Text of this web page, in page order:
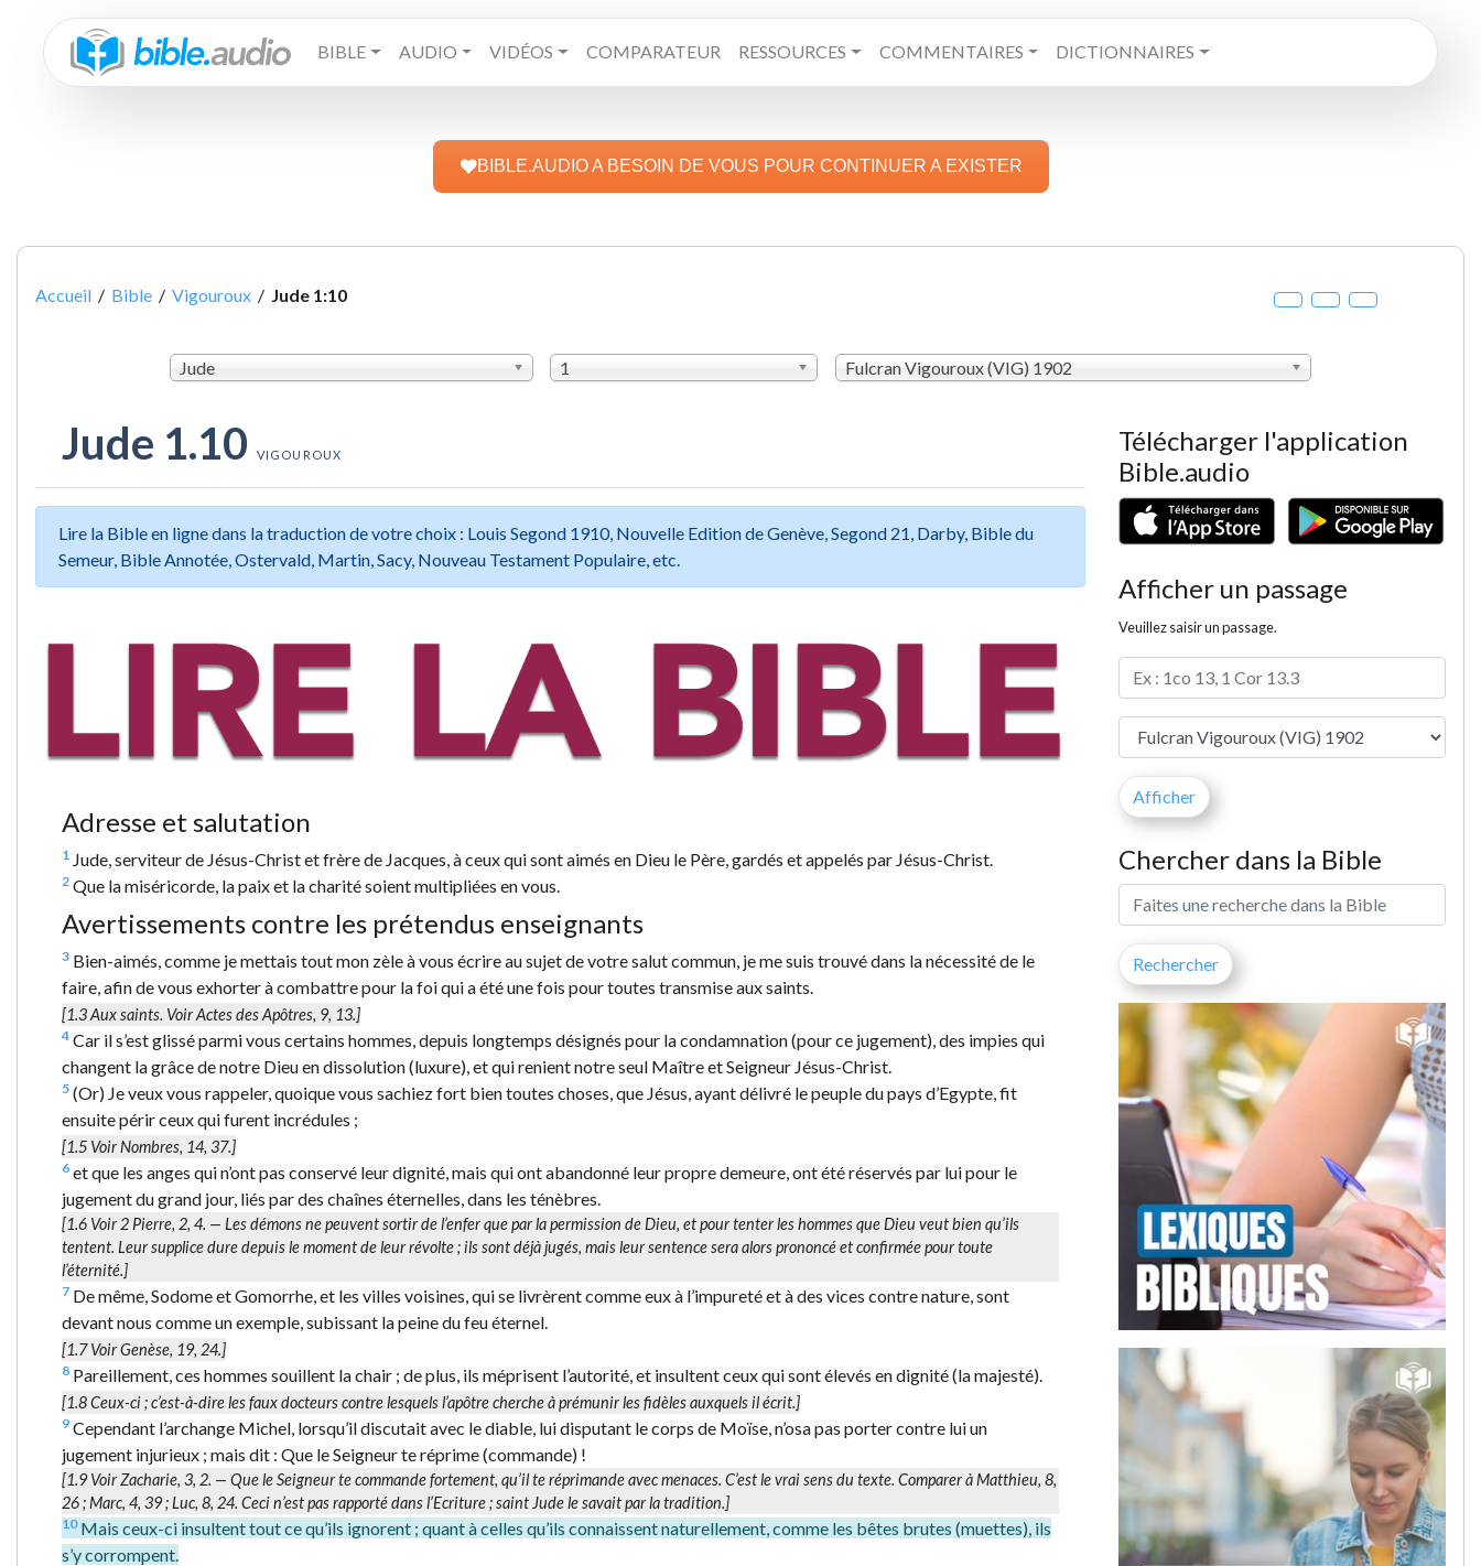
BIBLE AUDIO VIDÉOS COMPARATEUR RESSOURCES COMMENTAIRES DICTIONNAIRES
BIBLE.AUDIO A BESOIN DE VOUS POUR CONTINUER A EXISTER
Accueil / Bible / Vigouroux / Jude 1:10
Jude 1 Fulcran Vigouroux (VIG) 1902
Jude 1.10 VIGOUROUX
Lire la Bible en ligne dans la traduction de votre choix : Louis Segond 1910, Nouvelle Edition de Genève, Segond 21, Darby, Bible du
Semeur, Bible Annotée, Ostervald, Martin, Sacy, Nouveau Testament Populaire, etc.
Adresse et salutation
1 Jude, serviteur de Jésus-Christ et frère de Jacques, à ceux qui sont aimés en Dieu le Père, gardés et appelés par Jésus-Christ.
2 Que la miséricorde, la paix et la charité soient multipliées en vous.
Avertissements contre les prétendus enseignants
3 Bien-aimés, comme je mettais tout mon zèle à vous écrire au sujet de votre salut commun, je me suis trouvé dans la nécessité de le
faire, afin de vous exhorter à combattre pour la foi qui a été une fois pour toutes transmise aux saints.
[1.3Aux saints. Voir Actes des Apôtres, 9, 13.]
4 Car il s’est glissé parmi vous certains hommes, depuis longtemps désignés pour la condamnation (pour ce jugement), des impies qui
changent la grâce de notre Dieu en dissolution (luxure), et qui renient notre seul Maître et Seigneur Jésus-Christ.
5 (Or) Je veux vous rappeler, quoique vous sachiez fort bien toutes choses, que Jésus, ayant délivré le peuple du pays d’Egypte, fit
ensuite périr ceux qui furent incrédules ;
[1.5 Voir Nombres, 14, 37.]
6 et que les anges qui n’ont pas conservé leur dignité, mais qui ont abandonné leur propre demeure, ont été réservés par lui pour le
jugement du grand jour, liés par des chaînes éternelles, dans les ténèbres.
[1.6 Voir 2 Pierre, 2, 4. — Les démons ne peuvent sortir de l’enfer que par la permission de Dieu, et pour tenter les hommes que Dieu veut bien qu’ils
tentent. Leur supplice dure depuis le moment de leur révolte ; ils sont déjà jugés, mais leur sentence sera alors prononcé et confirmée pour toute
l’éternité.]
7 De même, Sodome et Gomorrhe, et les villes voisines, qui se livrèrent comme eux à l’impureté et à des vices contre nature, sont
devant nous comme un exemple, subissant la peine du feu éternel.
[1.7 Voir Genèse, 19, 24.]
8 Pareillement, ces hommes souillent la chair ; de plus, ils méprisent l’autorité, et insultent ceux qui sont élevés en dignité (la majesté).
[1.8Ceux-ci; c’est-à-dire les faux docteurs contre lesquels l’apôtre cherche à prémunir les fidèles auxquels il écrit.]
9 Cependant l’archange Michel, lorsqu’il discutait avec le diable, lui disputant le corps de Moïse, n’osa pas porter contre lui un
jugement injurieux ; mais dit : Que le Seigneur te réprime (commande) !
[1.9 Voir Zacharie, 3, 2. — Que le Seigneur te commandefortement, qu’il te réprimande avec menaces. C’est le vrai sens du texte. Comparer à Matthieu, 8,
26 ; Marc, 4, 39 ; Luc, 8, 24. Ceci n’est pas rapporté dans l’Ecriture ; saint Jude le savait par la tradition.]
10Mais ceux-ci insultent tout ce qu’ils ignorent ; quant à celles qu’ils connaissent naturellement, comme les bêtes brutes (muettes), ils
s’y corrompent.
Télécharger l'application
Bible.audio
Afficher un passage
Veuillez saisir un passage.
Chercher dans la Bible